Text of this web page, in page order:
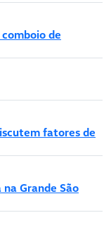
de
fatores de
Grande São